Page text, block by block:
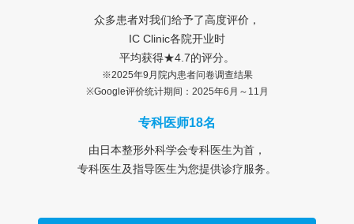
众多患者对我们给予了高度评价，
IC Clinic各院开业时
平均获得★4.7的评分。
※2025年9月院内患者问卷调查结果
※Google评价统计期间：2025年6月～11月
专科医师18名
由日本整形外科学会专科医生为首，
专科医生及指导医生为您提供诊疗服务。